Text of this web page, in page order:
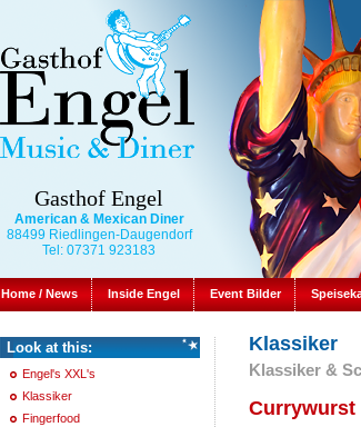
Gasthof Engel
American & Mexican Diner
88499 Riedlingen-Daugendorf
Tel: 07371 923183
Home / News Inside Engel Event Bilder
Look at this:
Engel's XXL's
Klassiker
Fingerfood
Klassiker
Klassiker &
Currywurst